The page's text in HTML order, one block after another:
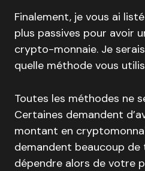
Finalement, je vous ai
plus passives pour avoir
crypto-monnaie. Je
quelle méthode vous
Toutes les méthodes ne
Certaines demandent
montant en
demandent beaucoup de
dépendre alors de votre